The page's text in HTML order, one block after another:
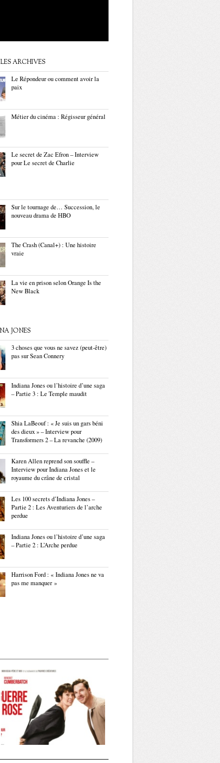
ARCHIVES
Le Répondeur ou comment avoir la
paix
Métier du cinéma : Régisseur général
Le secret de Zac Efron – Interview
pour Le secret de Charlie
Sur le tournage de… Succession, le
nouveau drama de HBO
The Crash (Canal+) : Une histoire
vraie
La vie en prison selon Orange Is the
New Black
JONES
3 choses que vous ne savez (peut-être)
pas sur Sean Connery
Indiana Jones ou l’histoire d’une saga
– Partie 3 : Le Temple maudit
Shia LaBeouf : « Je suis un gars béni
des dieux » – Interview pour
Transformers 2 – La revanche (2009)
Karen Allen reprend son souffle –
Interview pour Indiana Jones et le
royaume du crâne de cristal
Les 100 secrets d’Indiana Jones –
Partie 2 : Les Aventuriers de l’arche
perdue
Indiana Jones ou l’histoire d’une saga
– Partie 2 : L’Arche perdue
Harrison Ford : « Indiana Jones ne va
pas me manquer »